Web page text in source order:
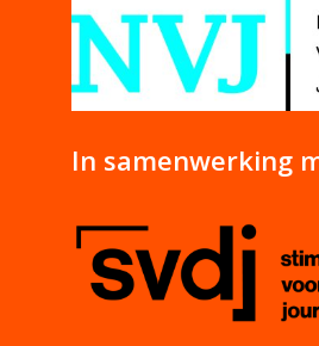
In samenwerking